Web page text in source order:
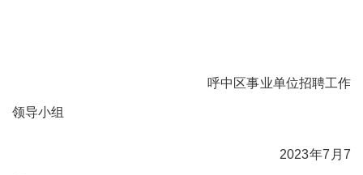
呼中区事业单位招聘工作
领导小组
2023年7 月 7